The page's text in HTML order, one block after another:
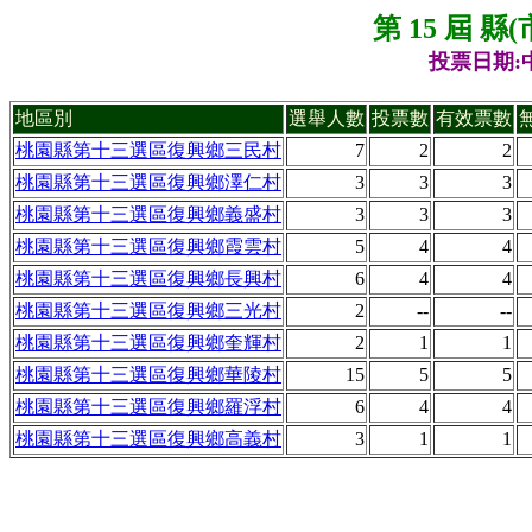
第 15 屆 縣(
投票日期:
地區別 選舉人數 投票數 有效票數
桃園縣第十三選區復興鄉三民村
7 2
2
桃園縣第十三選區復興鄉澤仁村
3 3
3
桃園縣第十三選區復興鄉義盛村
3 3
3
桃園縣第十三選區復興鄉霞雲村
5 4
4
桃園縣第十三選區復興鄉長興村
6 4
4
桃園縣第十三選區復興鄉三光村
2 --
--
桃園縣第十三選區復興鄉奎輝村
2 1
1
桃園縣第十三選區復興鄉華陵村
15 5
5
桃園縣第十三選區復興鄉羅浮村
6 4
4
桃園縣第十三選區復興鄉高義村
3 1 1